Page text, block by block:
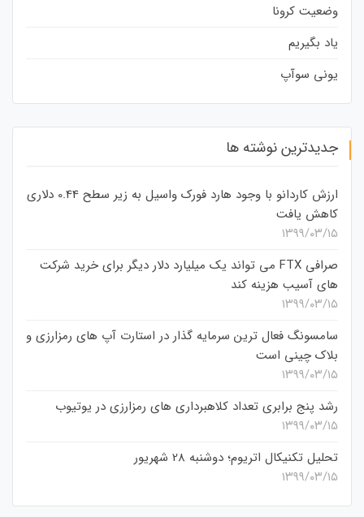
وضعیت کرونا
یاد بگیریم
یونی سوآپ
جدیدترین نوشته ها
ارزش کاردانو با وجود هارد فورک واسیل به زیر سطح 0.44 دلاری
کاهش یافت
۱۳۹۹/۰۳/۱۵
صرافی FTX می تواند یک میلیارد دلار دیگر برای خرید شرکت
های آسیب هزینه کند
۱۳۹۹/۰۳/۱۵
سامسونگ فعال‌ ترین سرمایه‌ گذار در استارت‌ آپ‌ های رمزارزی و
بلاک چینی است
۱۳۹۹/۰۳/۱۵
رشد پنج برابری تعداد کلاهبرداری های رمزارزی در یوتیوب
۱۳۹۹/۰۳/۱۵
تحلیل تکنیکال اتریوم؛ دوشنبه 28 شهریور
۱۳۹۹/۰۳/۱۵